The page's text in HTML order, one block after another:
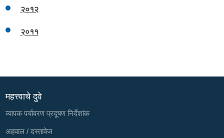
२०१२
२०११
महत्त्वाचे दुवे
व्यापक पर्यावरण प्रदूषण निर्देशांक
अहवाल / दस्तावेज